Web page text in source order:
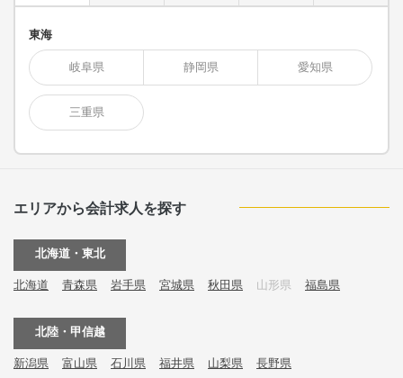
東海
岐阜県 静岡県 愛知県
三重県
エリアから会計求人を探す
北海道・東北
北海道 青森県 岩手県 宮城県 秋田県 山形県 福島県
北陸・甲信越
新潟県 富山県 石川県 福井県 山梨県 長野県